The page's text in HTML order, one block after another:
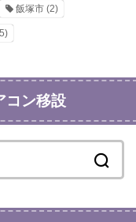
飯塚市(2)
ン移設